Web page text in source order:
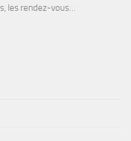
les rendez-vous…